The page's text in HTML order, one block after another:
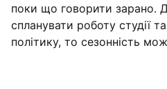
поки що говорити зарано.
спланувати роботу студії
політику, то сезонність